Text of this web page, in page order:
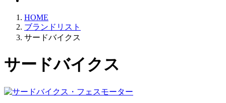
HOME
ブランドリスト
サードバイクス
サードバイクス